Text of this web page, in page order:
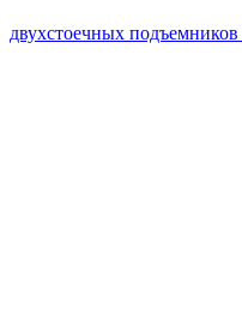
двухстоечных подъемников